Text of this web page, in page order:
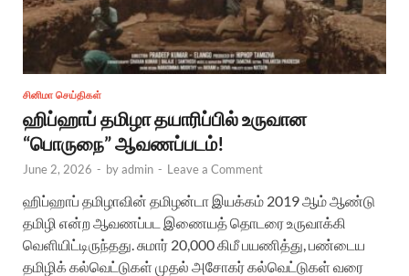
சினிமா செய்திகள்
ஹிப்ஹாப் தமிழா தயாரிப்பில் உருவான
“பொருநை” ஆவணப்படம்!
June 2, 2026 - byadmin - Leave a Comment
ஹிப்ஹாப் தமிழாவின் தமிழன்டா இயக்கம் 2019 ஆம் ஆண்டு
தமிழி என்ற ஆவணப்பட இணையத் தொடரை உருவாக்கி
வெளியிட்டிருந்தது. சுமார் 20,000 கிமீ பயணித்து, பண்டைய
தமிழிக் கல்வெட்டுகள் முதல் அசோகர் கல்வெட்டுகள் வரை